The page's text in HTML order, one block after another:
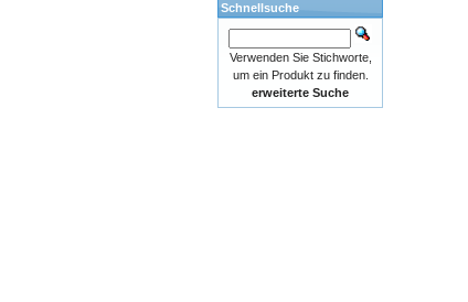
Schnellsuche
Verwenden Sie Stichworte,
um ein Produkt zu finden.
erweiterte Suche